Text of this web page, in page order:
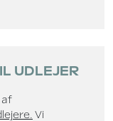
UDLEJER
af
Vi